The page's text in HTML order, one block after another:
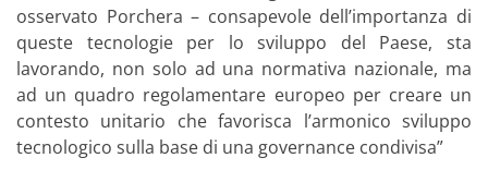
osservato Porchera – consapevole dell’importanza di
queste tecnologie per lo sviluppo del Paese, sta
lavorando, non solo ad una normativa nazionale, ma
ad un quadro regolamentare europeo per creare un
contesto unitario che favorisca l’armonico sviluppo
tecnologico sulla base di una governance condivisa”